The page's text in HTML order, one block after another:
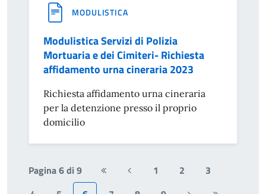
MODULISTICA
Modulistica Servizi di Polizia
Mortuaria e dei Cimiteri- Richiesta
affidamento urna cineraria 2023
Richiesta affidamento urna cineraria
per la detenzione presso il proprio
domicilio
Pagina 6 di 9
Prima
pagina
Pagina
precedente
1 2
3